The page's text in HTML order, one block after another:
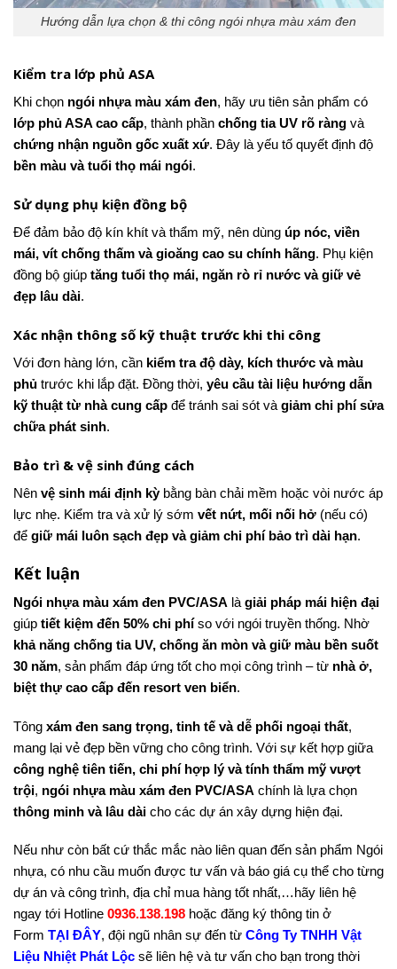
Hướng dẫn lựa chọn & thi công ngói nhựa màu xám đen
Kiểm tra lớp phủ ASA
Khi chọn ngói nhựa màu xám đen, hãy ưu tiên sản phẩm có
lớp phủ ASA cao cấp, thành phần chống tia UV rõ ràng và
chứng nhận nguồn gốc xuất xứ. Đây là yếu tố quyết định độ
bền màu và tuổi thọ mái ngói.
Sử dụng phụ kiện đồng bộ
Để đảm bảo độ kín khít và thẩm mỹ, nên dùng úp nóc, viền
mái, vít chống thấm và gioăng cao su chính hãng. Phụ kiện
đồng bộ giúp tăng tuổi thọ mái, ngăn rò rỉ nước và giữ vẻ
đẹp lâu dài.
Xác nhận thông số kỹ thuật trước khi thi công
Với đơn hàng lớn, cần kiểm tra độ dày, kích thước và màu
phủ trước khi lắp đặt. Đồng thời, yêu cầu tài liệu hướng dẫn
kỹ thuật từ nhà cung cấp để tránh sai sót và giảm chi phí sửa
chữa phát sinh.
Bảo trì & vệ sinh đúng cách
Nên vệ sinh mái định kỳbằng bàn chải mềm hoặc vòi nước áp
lực nhẹ. Kiểm tra và xử lý sớm vết nứt, mối nối hở (nếu có)
để giữ mái luôn sạch đẹp và giảm chi phí bảo trì dài hạn.
Kết luận
Ngói nhựa màu xám đen PVC/ASA là giải pháp mái hiện đại
giúp tiết kiệm đến 50% chi phíso với ngói truyền thống. Nhờ
khả năng chống tia UV, chống ăn mòn và giữ màu bền suốt
30 năm, sản phẩm đáp ứng tốt cho mọi công trình – từ nhà ở,
biệt thự cao cấp đến resort ven biển.
Tông xám đen sang trọng, tinh tế và dễ phối ngoại thất,
mang lại vẻ đẹp bền vững cho công trình. Với sự kết hợp giữa
công nghệ tiên tiến, chi phí hợp lý và tính thẩm mỹ vượt
trội, ngói nhựa màu xám đen PVC/ASA chính là lựa chọn
thông minh và lâu dài cho các dự án xây dựng hiện đại.
Nếu như còn bất cứ thắc mắc nào liên quan đến sản phẩm Ngói
nhựa, có nhu cầu muốn được tư vấn và báo giá cụ thể cho từng
dự án và công trình, địa chỉ mua hàng tốt nhất,…hãy liên hệ
ngay tới Hotline 0936.138.198 hoặc đăng ký thông tin ở
Form TẠI ĐÂY, đội ngũ nhân sự đến từ Công Ty TNHH Vật
Liệu Nhiệt Phát Lộc sẽ liên hệ và tư vấn cho bạn trong thời